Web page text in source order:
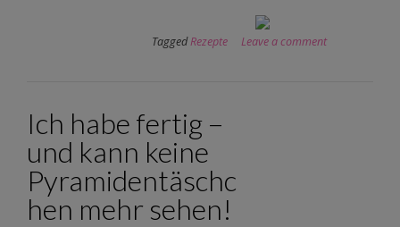
TaggedRezepte Leave a comment
Ich habe fertig –
und kann keine
Pyramidentäschc
hen mehr sehen!